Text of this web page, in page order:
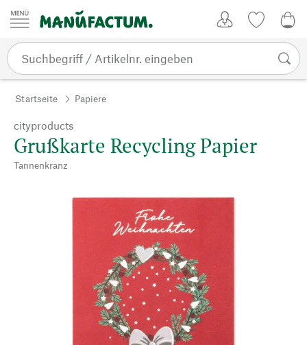
Zum Inhalt springen
Startseite Papiere
cityproducts
Grußkarte Recycling Papier
Tannenkranz